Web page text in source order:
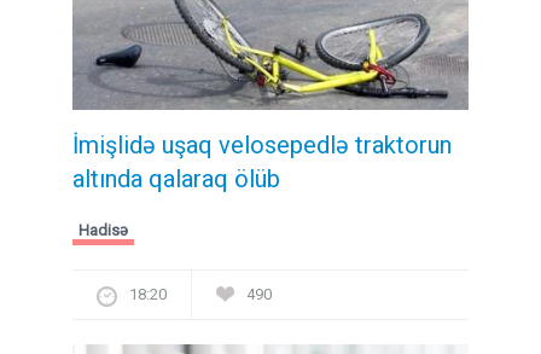
İmişlidə uşaq velosepedlə traktorun
altında qalaraq ölüb
Hadisə
18:20 490